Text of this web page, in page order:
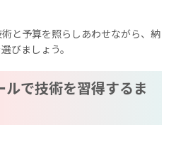
と予算を照らしあわせながら、納
びましょう。
ルで技術を習得するま